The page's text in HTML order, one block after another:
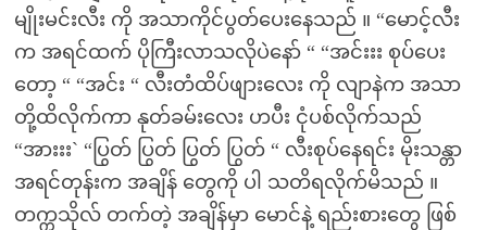
မျိုးမင်းလီး ကို အသာကိုင်ပွတ်ပေးနေသည် ။ “မောင့်လီး
က အရင်ထက် ပိုကြီးလာသလိုပဲနော် “ “အင်းးး စုပ်ပေး
တော့ “ “အင်း “ လီးတံထိပ်ဖျားလေး ကို လျာနဲက အသာ
တို့ထိလိုက်ကာ နုတ်ခမ်းလေး ဟပီး ငုံပစ်လိုက်သည်
“အားးး` “ပြွတ် ပြွတ် ပြွတ် ပြွတ် “ လီးစုပ်နေရင်း မိုးသန္တာ
အရင်တုန်းက အချိန် တွေကို ပါ သတိရလိုက်မိသည် ။
တက္ကသိုလ် တက်တဲ့ အချိန်မှာ မောင်နဲ့ ရည်းစားတွေ ဖြစ်